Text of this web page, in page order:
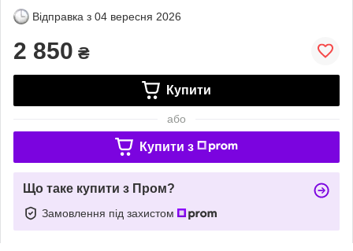
Відправка з 04 вересня 2026
2 850 ₴
Купити
або
Купити з
Що таке купити з Пром?
Замовлення під захистом